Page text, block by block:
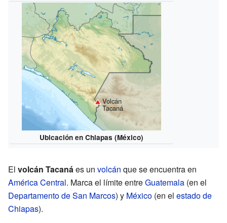
Volcán
Tacaná
Ubicación en Chiapas (México)
El volcán Tacanáes un volcán que se encuentra en
América Central. Marca el límite entreGuatemala (en el
Departamento de San Marcos) y México (en el estado de
Chiapas).